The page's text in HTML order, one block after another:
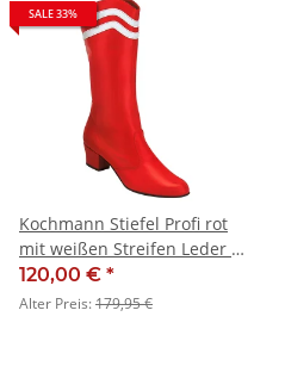
SALE 33%
Kochmann Stiefel Profi rot
mit weißen Streifen Leder -
SALE
120,00 € *
Alter Preis:179,95 €